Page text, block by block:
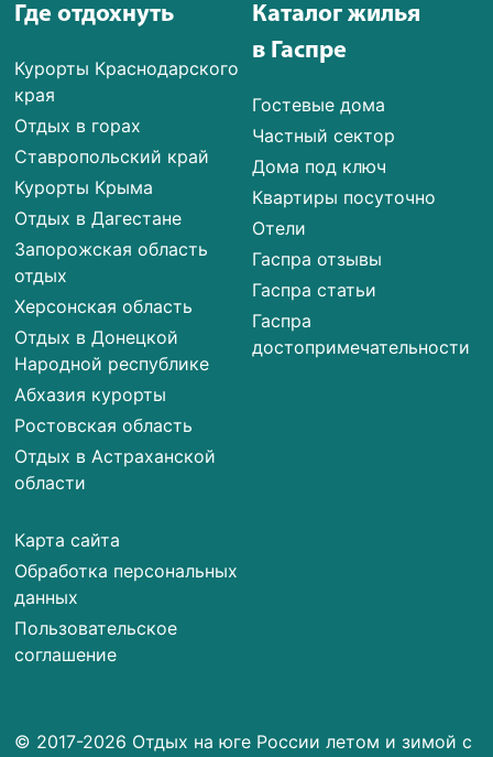
Где отдохнуть
Курорты Краснодарского
края
Отдых в горах
Ставропольский край
Курорты Крыма
Отдых в Дагестане
Запорожская область
отдых
Херсонская область
Отдых в Донецкой
Народной республике
Абхазия курорты
Ростовская область
Отдых в Астраханской
области
Карта сайта
Обработка персональных
данных
Пользовательское
соглашение
Каталог жилья
в Гаспре
Гостевые дома
Частный сектор
Дома под ключ
Квартиры посуточно
Отели
Гаспра отзывы
Гаспра статьи
Гаспра
достопримечательности
© 2017-2026 Отдых на юге России летом и зимой с